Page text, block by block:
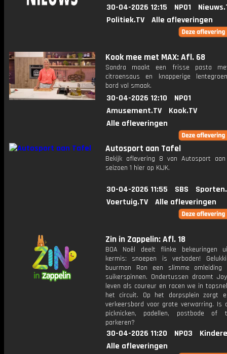
30-04-2026 12:15 NPO1
Politiek.TV
Alle afleveringen
Kook mee met MAX: Afl. 68
Sandra maakt een frisse pasta
citroensaus en knapperige
bord vol smaak.
30-04-2026 12:10
NPO1
Amusement.TV
Kook.TV
Alle afleveringen
Autosport aan Tafel
Bekijk aflevering 8 van Autosport
seizoen 1 hier op KIJK.
30-04-2026 11:55 SBS
Voertuig.TV
Alle afleveringen
Zin in Zappelin: Afl. 18
BOA Noël deelt flinke bekeuringen
kermis: snoepen is verboden!
buurman Ron een slimme omleiding
suikerspinnen. Ondertussen droomt
leven als coureur en racen we in
het circuit. Op het dorpsplein zorgt
verkeersbord voor grote verwarring. Is
picknicken, padellen, postbode of
parkeren?
30-04-2026 11:20 NPO3
Alle afleveringen